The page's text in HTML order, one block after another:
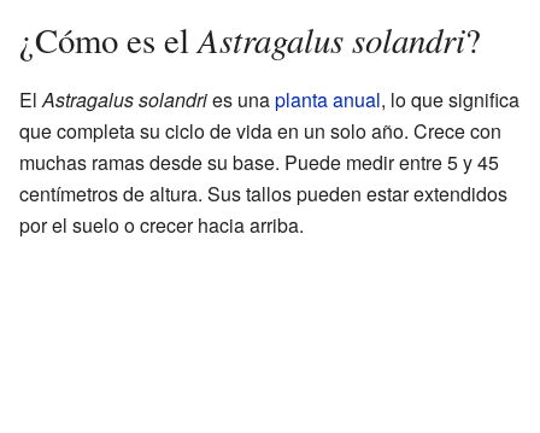
¿Cómo es elAstragalus solandri?
ElAstragalus solandries unaplanta anual, lo que significa
que completa su ciclo de vida en un solo año. Crece con
muchas ramas desde su base. Puede medir entre 5 y 45
centímetros de altura. Sus tallos pueden estar extendidos
por el suelo o crecer hacia arriba.